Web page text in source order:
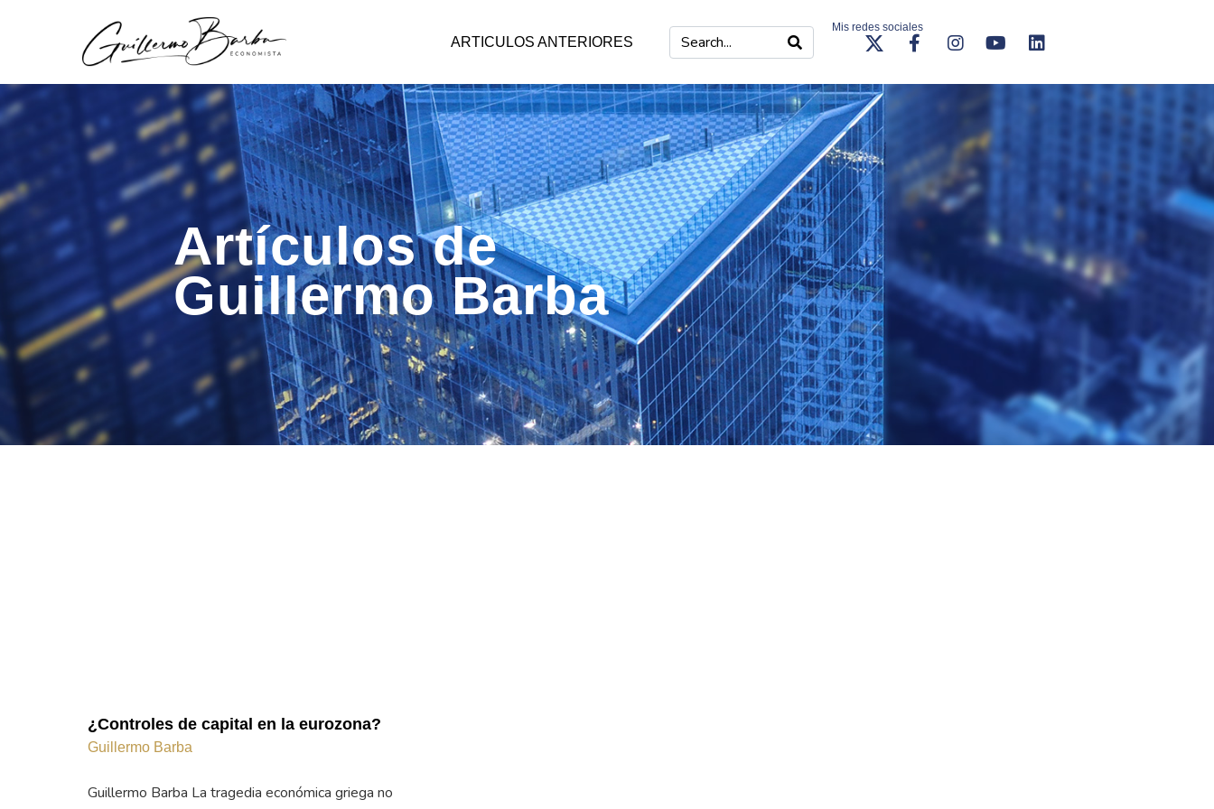
ARTICULOS ANTERIORES
Mis redes sociales
Artículos de
Guillermo Barba
¿Controles de capital en la eurozona?
Guillermo Barba
Guillermo Barba La tragedia económica griega no